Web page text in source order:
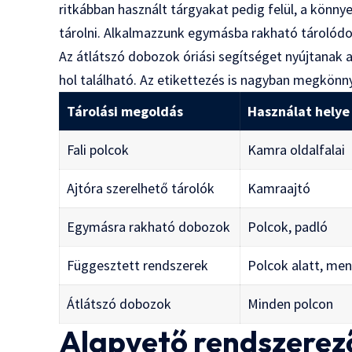
ritkábban használt tárgyakat pedig felül, a
tárolni. Alkalmazzunk egymásba rakható
Az átlátszó dobozok óriási segítséget nyújtanak
hol található. Az etikettezés is nagyban
Tárolási megoldás
Használat helye
Fali polcok Kamra oldalfalai
Ajtóra szerelhető tárolók Kamraajtó
Egymásra rakható dobozok Polcok, padló
Függesztett rendszerek Polcok alatt,
Átlátszó dobozok Minden polcon
Alapvető